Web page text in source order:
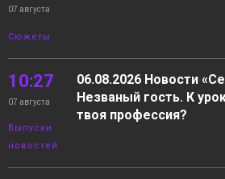
07 августа
Сюжеты
10:27
07 августа
Выпуски
новостей
06.08.2026 Новости
Незваный гость. К
твоя профессия?